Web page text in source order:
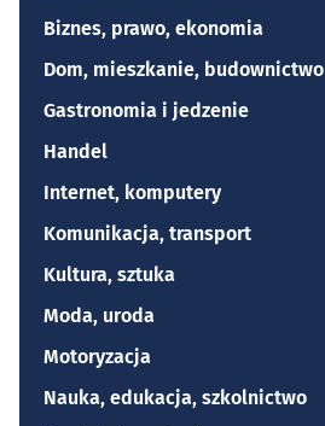
Biznes, prawo, ekonomia
Dom, mieszkanie, budownictwo
Gastronomia i jedzenie
Handel
Internet, komputery
Komunikacja, transport
Kultura, sztuka
Moda, uroda
Motoryzacja
Nauka, edukacja, szkolnictwo